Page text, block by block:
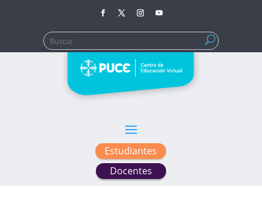
Buscar:
Estudiantes
Docentes